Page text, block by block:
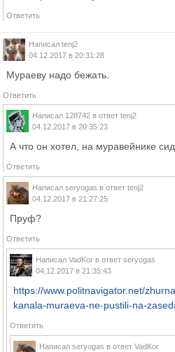
Ответить
Написал tenj2
04.12.2017 в 20:31:28
Мураеву надо бежать.
Ответить
Написал 128742 в ответ tenj2
04.12.2017 в 20:35:23
А что он хотел, на муравейнике
Ответить
Написал seryogas в ответ tenj2
04.12.2017 в 21:27:25
Пруф?
Ответить
Написал VadKor в ответ seryogas
04.12.2017 в 21:35:43
https://www.politnavigator.net/
kanala-muraeva-ne-pustili-na-
Ответить
Написал seryogas в ответ VadKor